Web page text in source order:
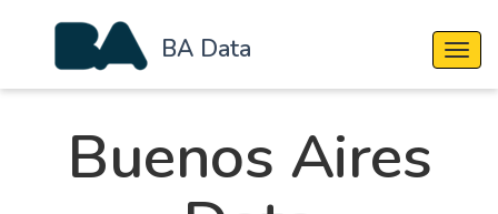
BA Data
Buenos Aires